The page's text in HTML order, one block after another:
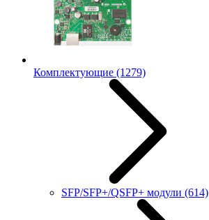
Комплектующие (1279)
SFP/SFP+/QSFP+ модули (614)